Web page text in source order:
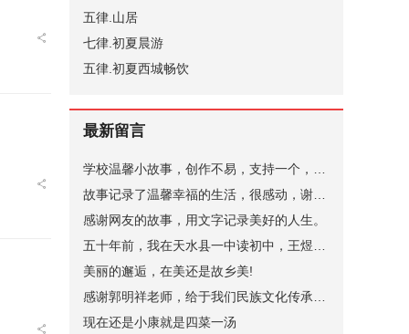
五律.山居
七律.初夏晨游
五律.初夏西城畅饮
最新留言
感谢网友的故事，用文字记录美好的人生。
美丽的邂逅，在美还是故乡美!
现在还是小康就是四菜一汤